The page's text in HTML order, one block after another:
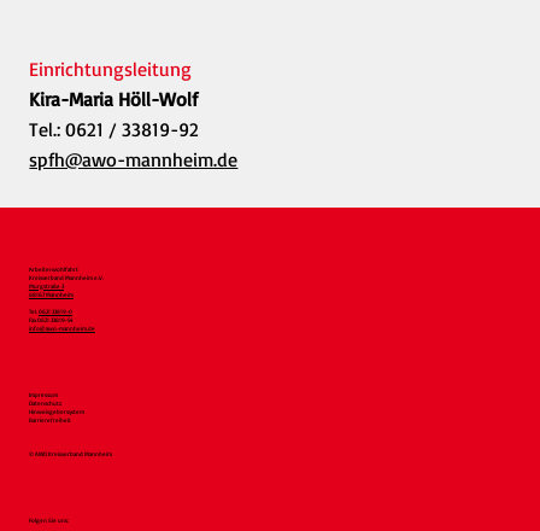
Einrichtungsleitung
Kira-Maria Höll-Wolf
Tel.: 0621 / 33819-92
spfh@awo-mannheim.de
Arbeiterwohlfahrt
Kreisverband Mannheim e.V.
Murgstraße 3
68167 Mannheim
Tel. 0621 33819-0
Fax 0621 33819-54
info@awo-mannheim.de
Impressum
Datenschutz
Hinweisgebersystem
Barrierefreiheit
© AWO Kreisverband Mannheim
Folgen Sie uns: